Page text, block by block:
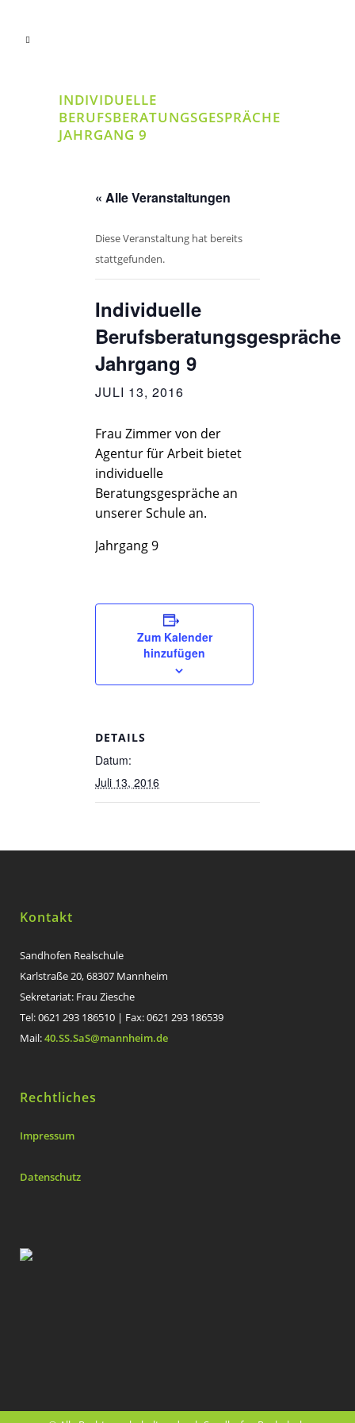
INDIVIDUELLE
BERUFSBERATUNGSGESPRÄCHE
JAHRGANG 9
« Alle Veranstaltungen
Diese Veranstaltung hat bereits
stattgefunden.
Individuelle
Berufsberatungsgespräche
Jahrgang 9
JULI 13, 2016
Frau Zimmer von der
Agentur für Arbeit bietet
individuelle
Beratungsgespräche an
unserer Schule an.
Jahrgang 9
Zum Kalender
hinzufügen
DETAILS
Datum:
Juli 13, 2016
Kontakt
Sandhofen Realschule
Karlstraße 20, 68307 Mannheim
Sekretariat: Frau Ziesche
Tel: 0621 293 186510 | Fax: 0621 293 186539
Mail:40.SS.SaS@mannheim.de
Rechtliches
Impressum
Datenschutz